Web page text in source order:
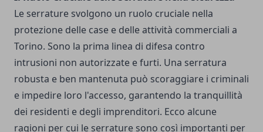
Le serrature svolgono un ruolo cruciale nella
protezione delle case e delle attività commerciali a
Torino. Sono la prima linea di difesa contro
intrusioni non autorizzate e furti. Una serratura
robusta e ben mantenuta può scoraggiare i criminali
e impedire loro l'accesso, garantendo la tranquillità
dei residenti e degli imprenditori. Ecco alcune
ragioni per cui le serrature sono così importanti per